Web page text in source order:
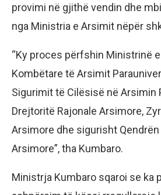
provimi në gjithë vendin dhe
nga Ministria e Arsimit nëpër
“Ky proces përfshin Ministrinë
Kombëtare të Arsimit
Sigurimit të Cilësisë në Arsimin
Drejtoritë Rajonale Arsimore,
Arsimore dhe sigurisht
Arsimore”, tha Kumbaro.
Ministrja Kumbaro sqaroi se ka